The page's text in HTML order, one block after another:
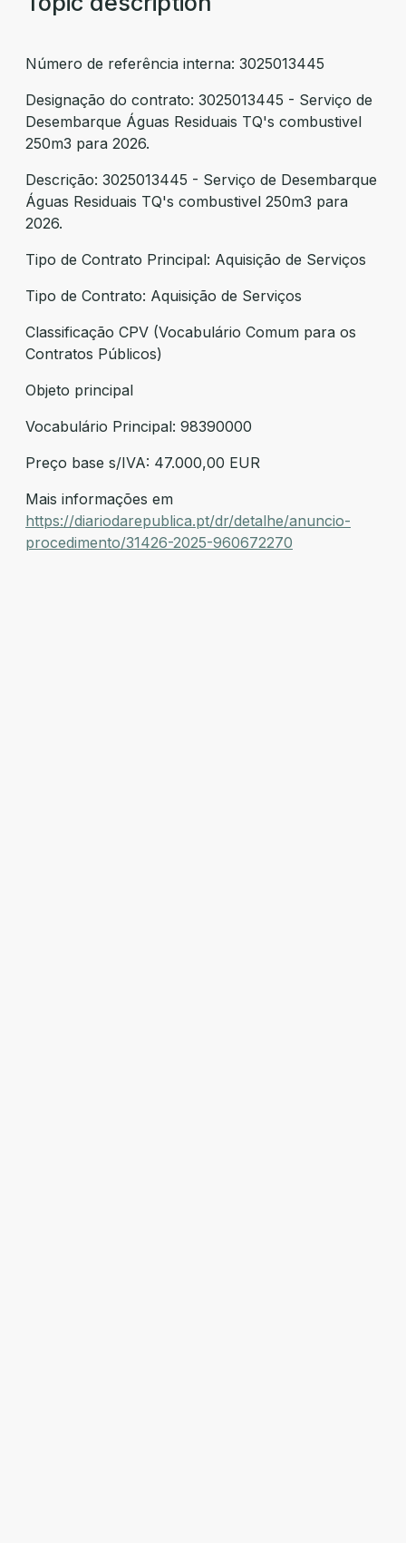
Número de referência interna: 3025013445
Designação do contrato: 3025013445 - Serviço de
Desembarque Águas Residuais TQ's combustivel
250m3 para 2026.
Descrição: 3025013445 - Serviço de Desembarque
Águas Residuais TQ's combustivel 250m3 para
2026.
Tipo de Contrato Principal: Aquisição de Serviços
Tipo de Contrato: Aquisição de Serviços
Classificação CPV (Vocabulário Comum para os
Contratos Públicos)
Objeto principal
Vocabulário Principal: 98390000
Preço base s/IVA: 47.000,00 EUR
Mais informações em
https://diariodarepublica.pt/dr/detalhe/anuncio-
procedimento/31426-2025-960672270